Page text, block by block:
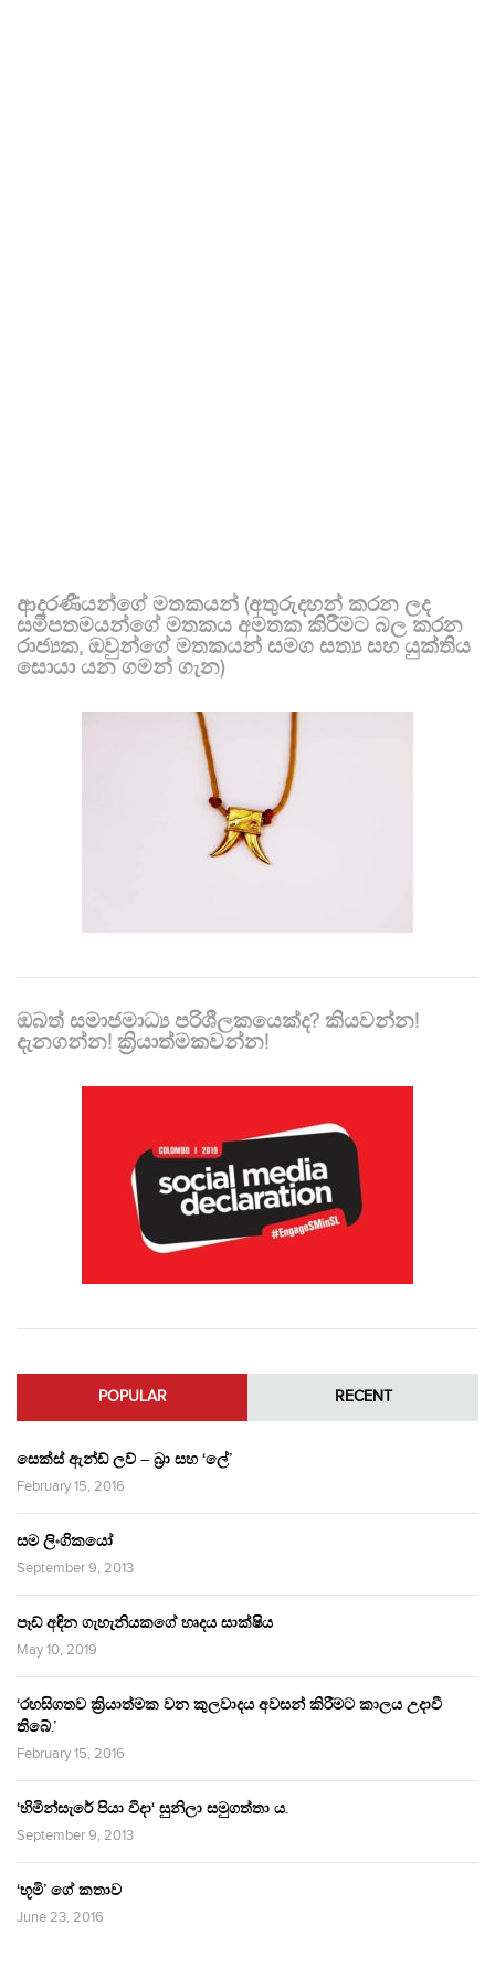
ආදරණීයන්ගේ මතකයන් (අතුරුදහන් කරන ලද
සමීපතමයන්ගේ මතකය අමතක කිරීමට බල කරන
රාජ්‍යක, ඔවුන්ගේ මතකයන් සමග සත්‍ය සහ යුක්තිය
සොයා යන ගමන් ගැන)
ඔබත් සමාජමාධ්‍ය පරිශීලකයෙක්ද? කියවන්න!
දැනගන්න! ක්‍රියාත්මකවන්න!
POPULAR RECENT
සෙක්ස් ඇන්ඩ් ලව් – බ්‍රා සහ ‘ලේ’
February 15, 2016
සම ලිංගිකයෝ
September 9, 2013
පෑඩ් අඳින ගැහැනියකගේ හෘදය සාක්ෂිය
May 10, 2019
‘රහසිගතව ක්‍රියාත්මක වන කුලවාදය අවසන් කිරීමට කාලය උදාවී
තිබේ.’
February 15, 2016
‘හිමින්සැරේ පියා විදා‘ සුනිලා සමුගත්තා ය.
September 9, 2013
‘භූමි’ ගේ කතාව
June 23, 2016